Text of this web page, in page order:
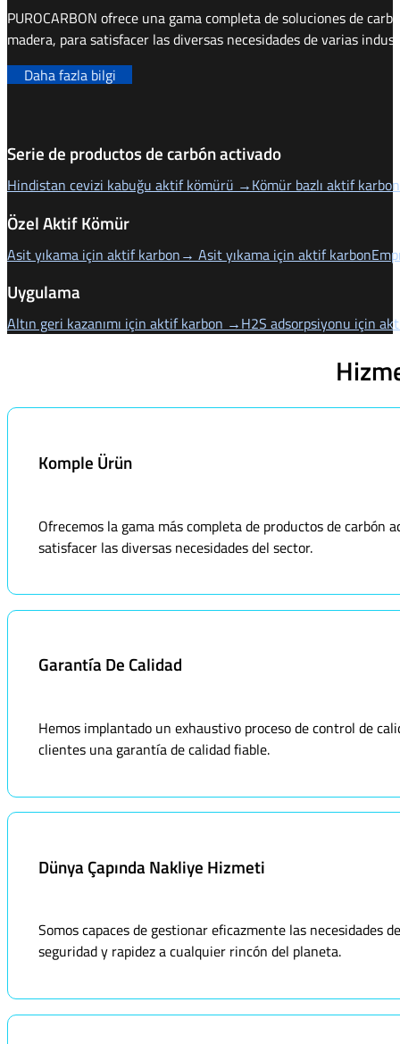
PUROCARBON ofrece una gama completa de soluciones de
madera, para satisfacer las diversas necesidades de varias
Daha fazla bilgi
Serie de productos de carbón activado
Hindistan cevizi kabuğu aktif kömürü →Kömür bazlı aktif
Özel Aktif Kömür
Asit yıkama için aktif karbon→ Asit yıkama için aktif karbon
Uygulama
Altın geri kazanımı için aktif karbon →H2S adsorpsiyonu için
Komple Ürün
Ofrecemos la gama más completa de productos de carbón
satisfacer las diversas necesidades del sector.
Garantía De Calidad
Hemos implantado un exhaustivo proceso de control de
clientes una garantía de calidad fiable.
Dünya Çapında Nakliye Hizmeti
Somos capaces de gestionar eficazmente las necesidades
seguridad y rapidez a cualquier rincón del planeta.